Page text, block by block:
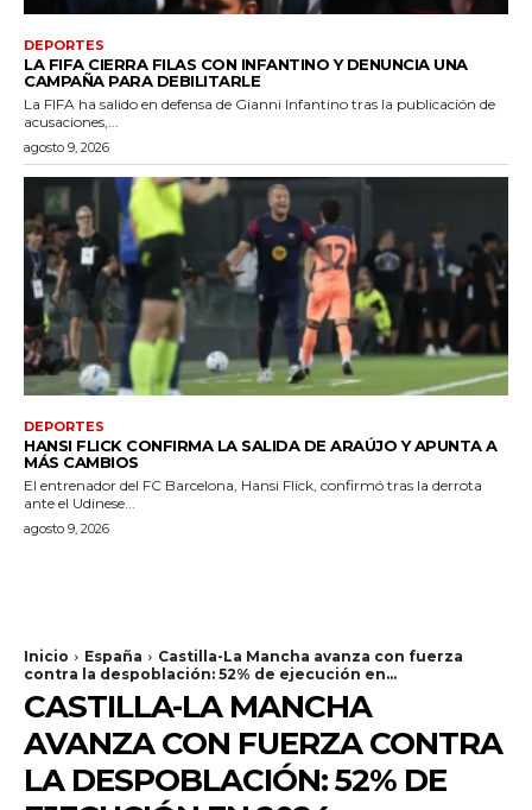
DEPORTES
LA FIFA CIERRA FILAS CON INFANTINO Y DENUNCIA UNA
CAMPAÑA PARA DEBILITARLE
La FIFA ha salido en defensa de Gianni Infantino tras la publicación de
acusaciones,...
agosto 9, 2026
DEPORTES
HANSI FLICK CONFIRMA LA SALIDA DE ARAÚJO Y APUNTA A
MÁS CAMBIOS
El entrenador del FC Barcelona, Hansi Flick, confirmó tras la derrota
ante el Udinese...
agosto 9, 2026